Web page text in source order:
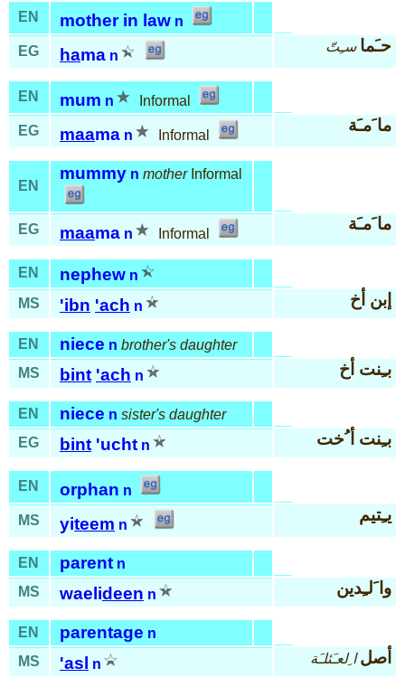
EN mother in law n
EG
hama n
حـَما سـِتّ
EN mum n
Informal
EG
maama n Informal
ما َمـَة
EN
mummy n motherInformal
EG maama n Informal
ما َمـَة
EN nephew n
MS
'ibn 'ach n إبن أخ
EN niece n brother's daughter
MS
bint 'ach n بـِنت أخ
EN niece n sister's daughter
EG
bint 'ucht n بـِنت أ ُخت
EN orphan n
MS
yiteem n
يـِتيم
EN parent n
MS
waelideen n وا َلـِدين
EN parentage n
MS
'asl n أصل ا ِلعـَئلـَة